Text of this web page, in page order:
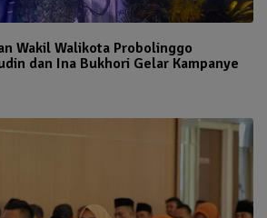
Wakil Walikota Probolinggo
dan Ina Bukhori Gelar Kampanye